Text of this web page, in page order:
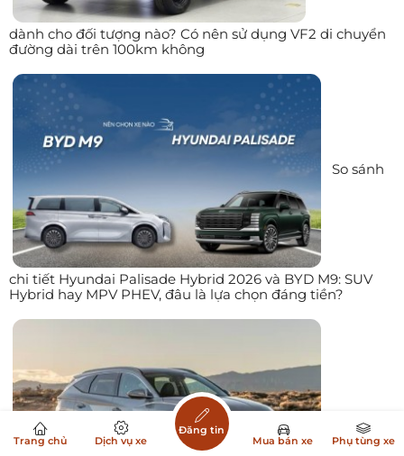
dành cho đối tượng nào? Có nên sử dụng VF2 di chuyển
đường dài trên 100km không
So sánh
chi tiết Hyundai Palisade Hybrid 2026 và BYD M9: SUV
Hybrid hay MPV PHEV, đâu là lựa chọn đáng tiền?
Hyundai
Trang chủ Dịch vụ xe
Đăng tin
Mua bán xe
Phụ tùng xe